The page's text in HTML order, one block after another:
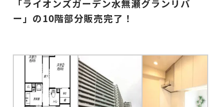
「ライオンズガーデン水無瀬グランリバ
ー 」の10階部分販売完了！